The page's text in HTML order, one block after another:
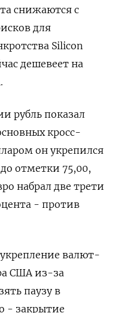
снижаются с
для
Silicon
дешевеет на
рубль показал
кросс-
он укрепился
отметки 75,00,
набрал две трети
- против
валют-
США из-за
паузу в
- закрытие